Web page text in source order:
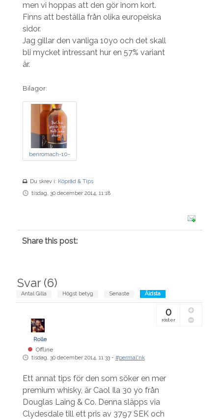
men vi hoppas att den gör inom kort.
Finns att beställa från olika europeiska
sidor.
Jag gillar den vanliga 10yo och det skall
bli mycket intressant hur en 57% variant
är.
Bilagor:
benromach-10-
Du skrev i: Köpråd & Tips
tisdag, 30 december 2014, 11:18
Share this post:
Svar (6)
Antal Gilla Högst betyg Senaste Äldsta
Rolle
Offline
tisdag, 30 december 2014, 11:33 - #permal'nk
0
röster
Ett annat tips för den som söker en mer
premium whisky, är Caol Ila 30 yo från
Douglas Laing & Co. Denna släpps via
Clydesdale till ett pris av 3797 SEK och